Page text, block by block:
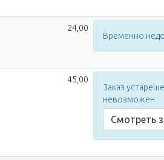
24,00
Временно
45,00
Заказ
невозможен
Смотреть